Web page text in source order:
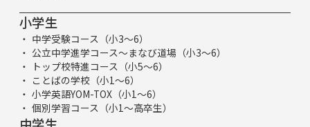
小学生
中学受験コース（小3～6）
公立中学進学コース～まなび道場（小3～6）
トップ校特進コース（小5～6）
ことばの学校（小1～6）
小学英語YOM-TOX（小1～6）
個別学習コース（小1～高卒生）
中学生